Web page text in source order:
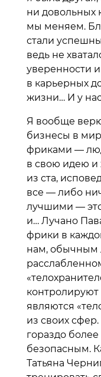
ни довольных
мы меняем.
стали
ведь не
уверенности
в карьерных
жизни… И у
Я вообще
бизнесы в
фриками —
в свою идею и
из ста,
все — либо
лучшими —
и… Лучано
фрики в
нам, обычным
являются
из своих
гораздо
безопасным.
Татьяна